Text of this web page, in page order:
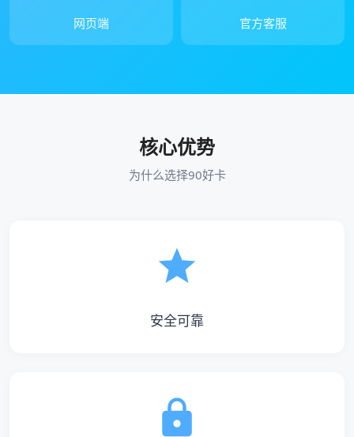
网页端 官方客服
核心优势
为什么选择90好卡
安全可靠